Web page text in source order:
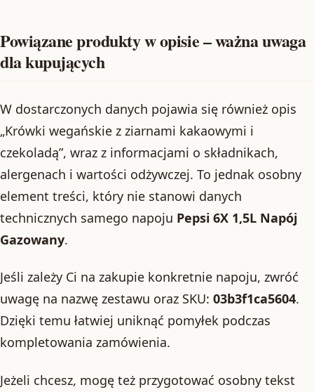
Powiązane produkty w opisie – ważna uwaga
dla kupujących
W dostarczonych danych pojawia się również opis
„Krówki wegańskie z ziarnami kakaowymi i
czekoladą”, wraz z informacjami o składnikach,
alergenach i wartości odżywczej. To jednak osobny
element treści, który nie stanowi danych
technicznych samego napoju Pepsi 6X 1,5L Napój
Gazowany.
Jeśli zależy Ci na zakupie konkretnie napoju, zwróć
uwagę na nazwę zestawu oraz SKU: 03b3f1ca5604.
Dzięki temu łatwiej uniknąć pomyłek podczas
kompletowania zamówienia.
Jeżeli chcesz, mogę też przygotować osobny tekst